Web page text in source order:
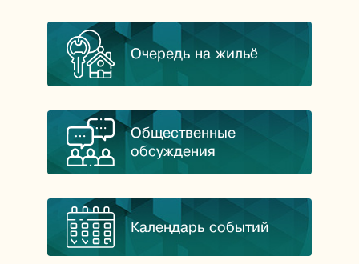
Очередь на жильё
Общественные
обсуждения
Календарь событий